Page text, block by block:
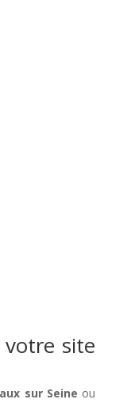
site
sur Seine ou